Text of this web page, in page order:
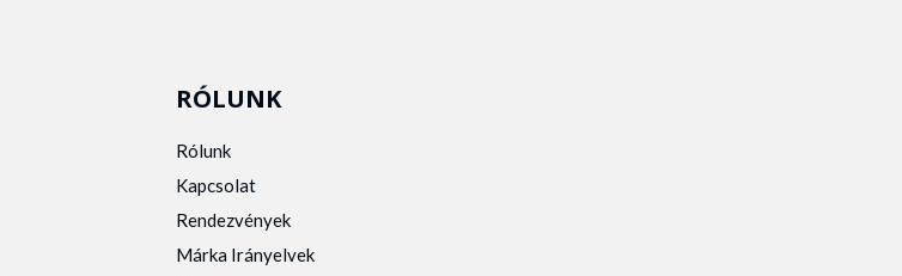
RÓLUNK
Rólunk
Kapcsolat
Rendezvények
Márka Irányelvek